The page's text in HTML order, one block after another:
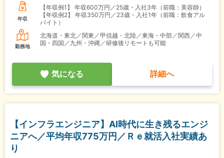
年収
【年収例1】
年収600万円／25歳・入社3年（前職：美容師）
【年収例2】
年収350万円／23歳・入社1年（前職：飲食アル
バイト）
勤務地
北海道・東北／関東／甲信越・北陸／東海・中部／関西／中
国・四国／九州・沖縄／研修後リモートも可能
気になる 詳細へ
【インフラエンジニア】AI時代に生き残るエンジ
ニアへ／平均年収775万円／Ｒｅ就活入社実績あ
り